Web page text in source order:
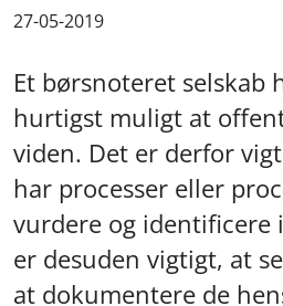
27-05-2019
Et børsnoteret selskab
hurtigst muligt at
viden. Det er derfor
har processer eller
vurdere og identificere
er desuden vigtigt, at
at dokumentere de